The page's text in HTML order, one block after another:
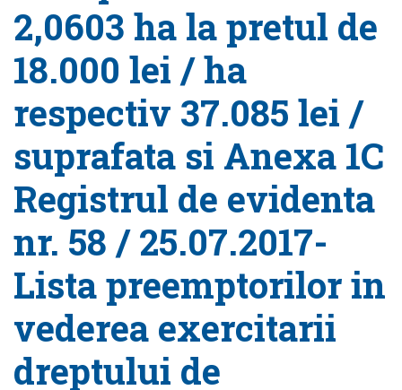
2,0603 ha la pretul de
18.000 lei / ha
respectiv 37.085 lei /
suprafata si Anexa 1C
Registrul de evidenta
nr. 58 / 25.07.2017-
Lista preemptorilor in
vederea exercitarii
dreptului de